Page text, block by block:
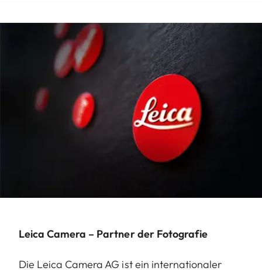
Leica Camera – Partner der Fotografie
Die Leica Camera AG ist ein internationaler